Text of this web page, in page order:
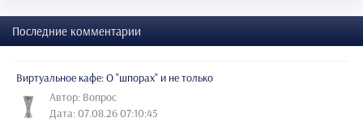
Последние комментарии
Виртуальное кафе: О "шпорах" и не только
Автор: Вопрос
Дата: 07.08.26 07:10:45